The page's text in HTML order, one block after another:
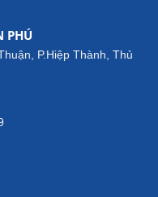
PHÚ
P.Hiệp Thành, Thủ